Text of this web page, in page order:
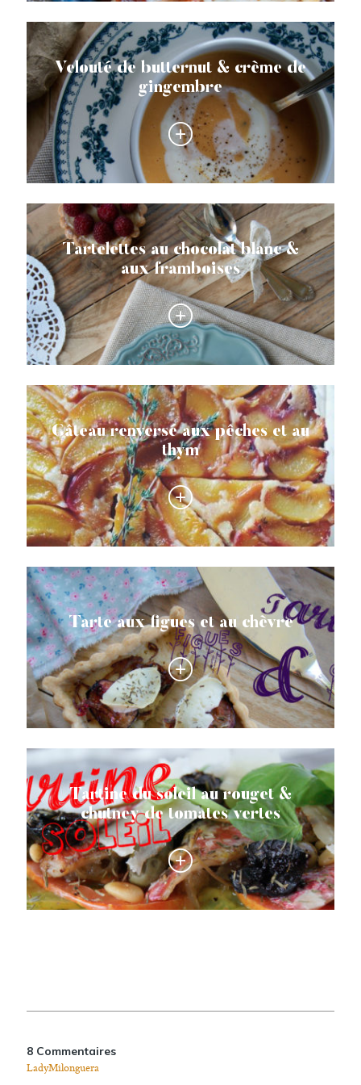
Velouté de butternut & crème de
gingembre
Tartelettes au chocolat blanc &
aux framboises
Gâteau renversé aux pêches et au
thym
Tarte aux figues et au chèvre
Tartine du soleil au rouget &
chutney de tomates vertes
8 Commentaires
LadyMilonguera